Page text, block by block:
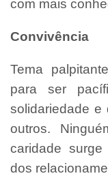
com mais
Convivência
Tema
para ser
solidariedade
outros.
caridade
dos